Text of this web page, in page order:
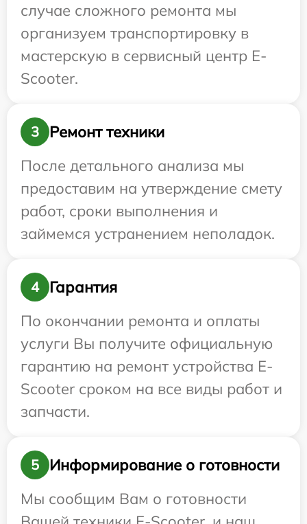
случае сложного ремонта мы
организуем транспортировку в
мастерскую в сервисный центр E-
Scooter.
3
Ремонт техники
После детального анализа мы
предоставим на утверждение смету
работ, сроки выполнения и
займемся устранением неполадок.
4
Гарантия
По окончании ремонта и оплаты
услуги Вы получите официальную
гарантию на ремонт устройства E-
Scooter сроком на все виды работ и
запчасти.
5
Информирование о готовности
Мы сообщим Вам о готовности